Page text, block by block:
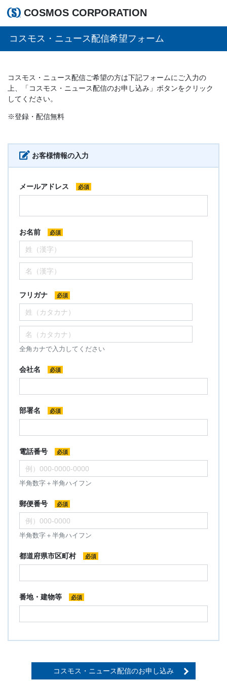
COSMOS CORPORATION
コスモス・ニュース配信希望フォーム
コスモス・ニュース配信ご希望の方は下記フォームにご入力の
上、「コスモス・ニュース配信のお申し込み」ボタンをクリック
してください。
※登録・配信無料
お客様情報の入力
メールアドレス 必須
お名前 必須
フリガナ 必須
全角カナで入力してください
会社名 必須
部署名 必須
電話番号 必須
半角数字＋半角ハイフン
郵便番号 必須
半角数字＋半角ハイフン
都道府県市区町村 必須
番地・建物等 必須
コスモス・ニュース配信のお申し込み